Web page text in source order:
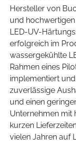
Hersteller von
und
LED-UV-
erfolgreich im
wassergekühlte
Rahmen eines
implementiert
zuverlässige
und einen
Unternehmen mit
kurzen
vielen Jahren auf